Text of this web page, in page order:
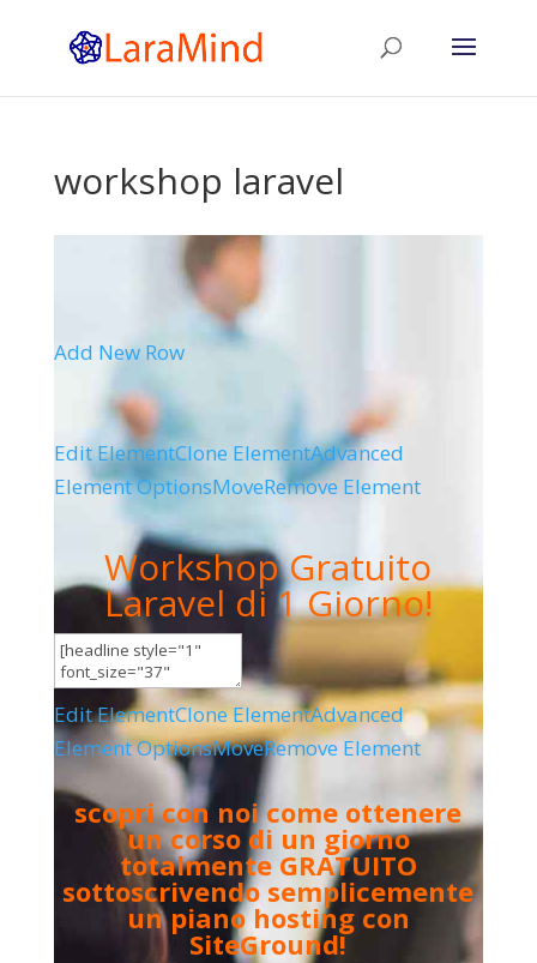
workshop laravel
Add New Row
Edit ElementClone ElementAdvanced
Element OptionsMoveRemove Element
Workshop Gratuito
Laravel di 1 Giorno!
Edit ElementClone ElementAdvanced
Element OptionsMoveRemove Element
scopri con noi come ottenere
un corso di un giorno
totalmente GRATUITO
sottoscrivendo semplicemente
un piano hosting con
SiteGround!